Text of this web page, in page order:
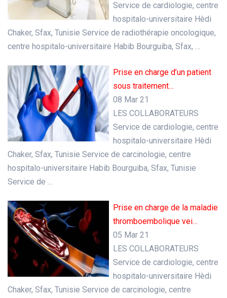
Service de cardiologie, centre
hospitalo-universitaire Hèdi
Chaker, Sfax, Tunisie Service de radiothérapie oncologique,
centre hospitalo-universitaire Habib Bourguiba, Sfax, …
Prise en charge d’un patient
sous traitement…
08 Mar 21
LES COLLABORATEURS
Service de cardiologie, centre
hospitalo-universitaire Hèdi
Chaker, Sfax, Tunisie Service de carcinologie, centre
hospitalo-universitaire Habib Bourguiba, Sfax, Tunisie
Service de …
Prise en charge de la maladie
thromboembolique vei…
05 Mar 21
LES COLLABORATEURS
Service de cardiologie, centre
hospitalo-universitaire Hèdi
Chaker, Sfax, Tunisie Service de carcinologie, centre